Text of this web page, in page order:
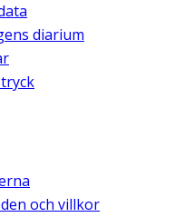
diarium
och villkor